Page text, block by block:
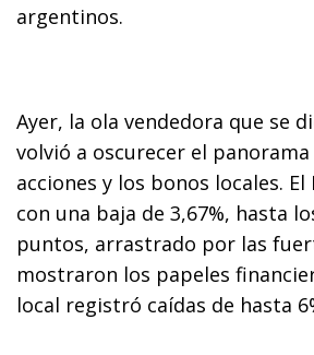
argentinos.
Ayer, la ola vendedora que se
volvió a oscurecer el
acciones y los bonos locales.
con una baja de 3,67%, hasta
puntos, arrastrado por las
mostraron los papeles
local registró caídas de hasta